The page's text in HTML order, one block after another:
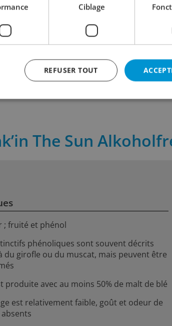
Winter Appenzeller Weizen
3.50
The Sun
; fruité et phénol
phénoliques sont souvent décrits
du girofle ou du muscat, mais peuvent être
produite avec au moins 50% de malt de blé
est relativement faible, goût et odeur de
Ciblage
REFUSER TOUT